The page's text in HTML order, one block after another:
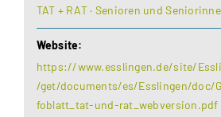
TAT + RAT · Senioren und
Website:
https://www.esslingen.de/site/
/get/documents/es/Esslingen/doc/
foblatt_tat-und-rat_webversion.pdf